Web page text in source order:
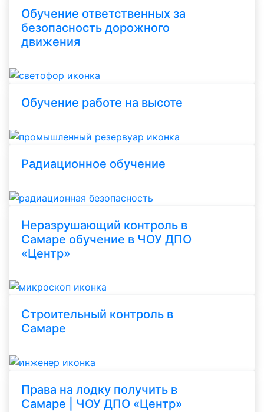
Обучение ответственных за
безопасность дорожного
движения
Обучение работе на высоте
Радиационное обучение
Неразрушающий контроль в
Самаре обучение в ЧОУ ДПО
«Центр»
Строительный контроль в
Самаре
Права на лодку получить в
Самаре | ЧОУ ДПО «Центр»